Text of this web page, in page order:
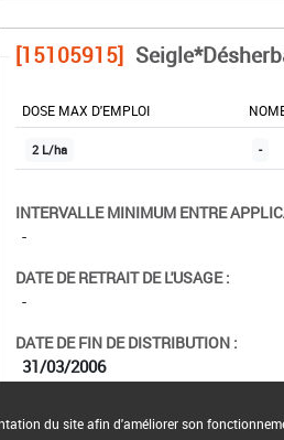
[15105915]
DOSE MAX D'EMPLOI
2 L/ha -
INTERVALLE MINIMUM ENTRE
-
DATE DE RETRAIT DE L'USAGE :
-
DATE DE FIN DE DISTRIBUTION :
31/03/2006
30/09/2006
du site afin d'améliorer son